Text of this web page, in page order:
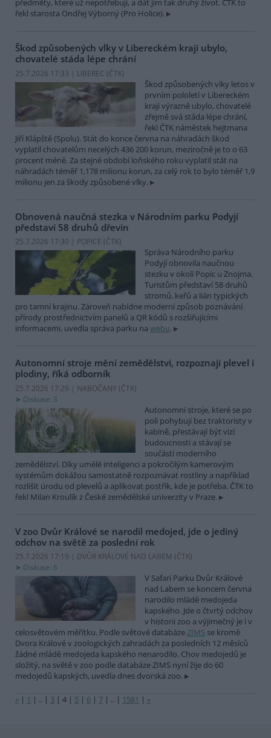
předměty, které už nepotřebují, a dát jim tak druhý život. ČTK to
řekl starosta Ondřej Výborný (Pro Holice).
Škod způsobených vlky v Libereckém kraji ubylo,
chovatelé stáda lépe chrání
25.7.2026 17:33 | LIBEREC (ČTK)
Škod způsobených vlky letos v
prvním pololetí v Libereckém
kraji výrazně ubylo, chovatelé
zřejmě svá stáda lépe chrání,
řekl ČTK náměstek hejtmana
Jiří Klápště (Spolu). Stát do konce června na náhradách škod
vyplatil chovatelům necelých 436 200 korun, meziročně je to o 63
procent méně. Za stejné období loňského roku vyplatil stát na
náhradách téměř 1,178 milionu korun, za celý rok to bylo téměř 1,9
milionu jen za škody způsobené vlky.
Obnovená naučná stezka v Národním parku Podyjí
představí 58 druhů dřevin
25.7.2026 17:30 | POPICE (ČTK)
Správa Národního parku
Podyjí obnovila naučnou
stezku v okolí Popic u Znojma.
Turistům představí 58 druhů
stromů, keřů a lián typických
pro tamní krajinu. Zároveň nabídne moderní způsob poznávání
přírody prostřednictvím panelů a QR kódů s rozšiřujícími
informacemi, uvedla správa parku na webu.
Autonomní stroje mění zemědělství, rozpoznají plevel i
plodiny, říká odborník
25.7.2026 17:29 | NABOČANY (ČTK)
Diskuse: 3
Autonomní stroje, které se po
poli pohybují bez traktoristy v
kabině, přestávají být vizí
budoucnosti a stávají se
součástí moderního
zemědělství. Díky umělé inteligenci a pokročilým kamerovým
systémům dokážou samostatně rozpoznávat rostliny a například
rozlišit úrodu od plevelů a aplikovat postřik, kde je potřeba. ČTK to
řekl Milan Kroulík z České zemědělské univerzity v Praze.
V zoo Dvůr Králové se narodil medojed, jde o jediný
odchov na světě za poslední rok
25.7.2026 17:19 | DVŮR KRÁLOVÉ NAD LABEM (ČTK)
Diskuse: 6
V Safari Parku Dvůr Králové
nad Labem se koncem června
narodilo mládě medojeda
kapského. Jde o čtvrtý odchov
v historii zoo a výjimečný je i v
celosvětovém měřítku. Podle světové databázeZIMS se kromě
Dvora Králové v zoologických zahradách za posledních 12 měsíců
žádné mládě medojeda kapského nenarodilo. Chov medojedů je
složitý, na světě v zoo podle databáze ZIMS nyní žije do 60
medojedů kapských, uvedla dnes dvorská zoo.
« | 1 | .. | 3 | 4 | 5 | 6 | 7 | .. | 1581 | »